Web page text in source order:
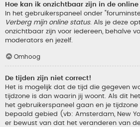
Hoe kan ik onzichtbaar zijn in de
In het gebruikerspaneel onder
Verberg mijn online status. Als je deze
onzichtbaar zijn voor iedereen, behalve
moderators en jezelf.
Omhoog
De tijden zijn niet correct!
Het is mogelijk dat de tijd die gegeven
tijdzone is dan waarin jij woont. Als dit
het gebruikerspaneel gaan en je
bepaald gebied (vb: Amsterdam, New
er bewust van dat het veranderen van